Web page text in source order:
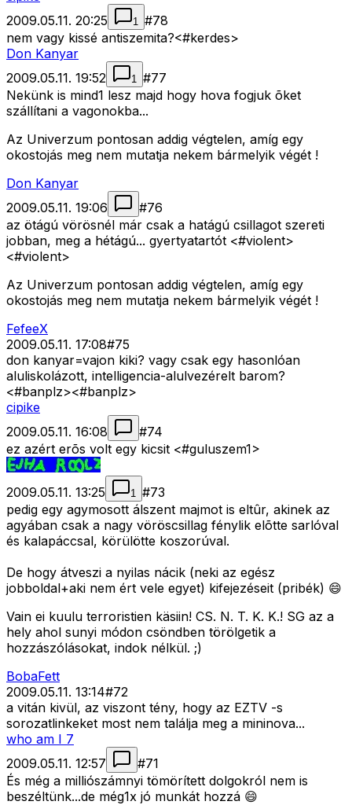
2009.05.11. 20:25
1 #78
nem vagy kissé antiszemita?<#kerdes>
Don Kanyar
2009.05.11. 19:52
1 #77
Nekünk is mind1 lesz majd hogy hova fogjuk õket
szállítani a vagonokba...
Az Univerzum pontosan addig végtelen, amíg egy
okostojás meg nem mutatja nekem bármelyik végét !
Don Kanyar
2009.05.11. 19:06
#76
az ötágú vörösnél már csak a hatágú csillagot szereti
jobban, meg a hétágú... gyertyatartót <#violent>
<#violent>
Az Univerzum pontosan addig végtelen, amíg egy
okostojás meg nem mutatja nekem bármelyik végét !
FefeeX
2009.05.11. 17:08#75
don kanyar=vajon kiki? vagy csak egy hasonlóan
aluliskolázott, intelligencia-alulvezérelt barom?
<#banplz><#banplz>
cipike
2009.05.11. 16:08
#74
ez azért erõs volt egy kicsit <#guluszem1>
2009.05.11. 13:25 1 #73
pedig egy agymosott álszent majmot is eltûr, akinek az
agyában csak a nagy vöröscsillag fénylik elõtte sarlóval
és kalapáccsal, körülötte koszorúval.
De hogy átveszi a nyilas nácik (neki az egész
jobboldal+aki nem ért vele egyet) kifejezéseit (pribék) 😄
Vain ei kuulu terroristien käsiin! CS. N. T. K. K.! SG az a
hely ahol sunyi módon csöndben törölgetik a
hozzászólásokat, indok nélkül. ;)
BobaFett
2009.05.11. 13:14#72
a vitán kivül, az viszont tény, hogy az EZTV -s
sorozatlinkeket most nem találja meg a mininova...
who am I 7
2009.05.11. 12:57
#71
És még a milliószámnyi tömörített dolgokról nem is
beszéltünk...de még1x jó munkát hozzá 😄